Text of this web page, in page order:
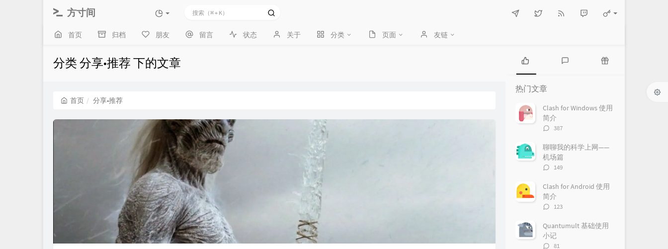
方寸间
首页 归档 朋友 留言 状态 关于 分类 页面 友链
分类 分享•推荐 下的文章
首页 分享•推荐
热
门
文
章
论
章
热门文章
Clash for Windows 使用
简介
评
数：
387
聊聊我的科学上网——
机场篇
评
数：
149
Clash for Android 使用
简介
评
数：
123
Quantumult 基础使用
小记
评
81